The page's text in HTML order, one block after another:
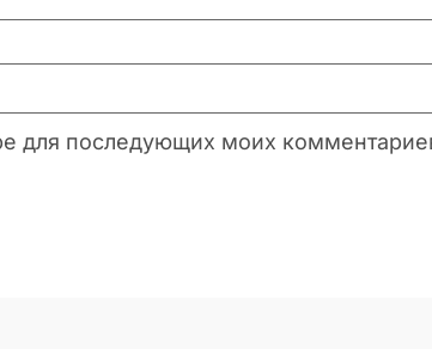
для последующих моих